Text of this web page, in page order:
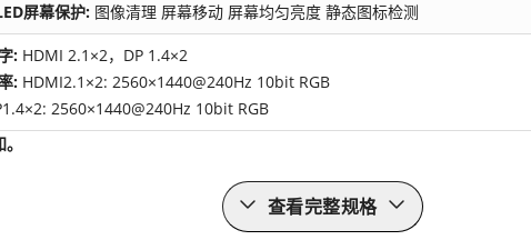
屏幕保护: 图像清理 屏幕移动 屏幕均匀亮度 静态图标检测
: HDMI 2.1×2，DP 1.4×2
: HDMI2.1×2: 2560×1440@240Hz 10bit RGB
2560×1440@240Hz 10bit RGB
查看完整规格